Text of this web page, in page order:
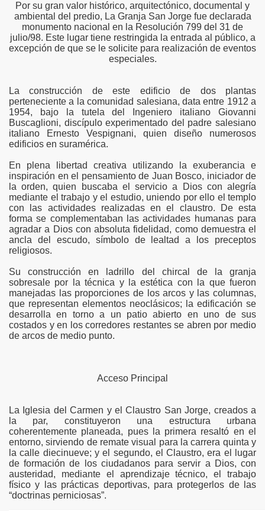
Por su gran valor histórico, arquitectónico, documental y
ambiental del predio, La Granja San Jorge fue declarada
monumento nacional en la Resolución 799 del 31 de
julio/98. Este lugar tiene restringida la entrada al público, a
excepción de que se le solicite para realización de eventos
especiales.
La construcción de este edificio de dos plantas
perteneciente a la comunidad salesiana, data entre 1912 a
1954, bajo la tutela del Ingeniero italiano Giovanni
Buscaglioni, discípulo experimentado del padre salesiano
italiano Ernesto Vespignani, quien diseño numerosos
edificios en suramérica.
En plena libertad creativa utilizando la exuberancia e
inspiración en el pensamiento de Juan Bosco, iniciador de
la orden, quien buscaba el servicio a Dios con alegría
mediante el trabajo y el estudio, uniendo por ello el templo
con las actividades realizadas en el claustro. De esta
forma se complementaban las actividades humanas para
agradar a Dios con absoluta fidelidad, como demuestra el
ancla del escudo, símbolo de lealtad a los preceptos
religiosos.
Su construcción en ladrillo del chircal de la granja
sobresale por la técnica y la estética con la que fueron
manejadas las proporciones de los arcos y las columnas,
que representan elementos neoclásicos; la edificación se
desarrolla en torno a un patio abierto en uno de sus
costados y en los corredores restantes se abren por medio
de arcos de medio punto.
Acceso Principal
La Iglesia del Carmen y el Claustro San Jorge, creados a
la par, constituyeron una estructura urbana
coherentemente planeada, pues la primera resaltó en el
entorno, sirviendo de remate visual para la carrera quinta y
la calle diecinueve; y el segundo, el Claustro, era el lugar
de formación de los ciudadanos para servir a Dios, con
austeridad, mediante el aprendizaje técnico, el trabajo
físico y las prácticas deportivas, para protegerlos de las
“doctrinas perniciosas”.